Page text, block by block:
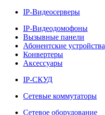
IP-Видеосерверы
IP-Видеодомофоны
Вызывные панели
Абонентские устройства
Конвертеры
Аксессуары
IP-СКУД
Сетевые коммутаторы
Сетевое оборудование